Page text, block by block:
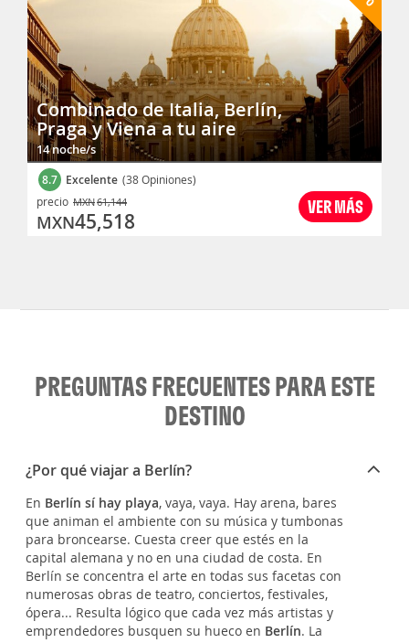
Combinado de Italia, Berlín,
Praga y Viena a tu aire
14 noche/s
8.7 Excelente (38 Opiniones)
VER MÁS
precio MXN61,144
MXN45,518
PREGUNTAS FRECUENTES PARA ESTE
DESTINO
¿Por qué viajar a Berlín?
En Berlín sí hay playa, vaya, vaya. Hay arena, bares
que animan el ambiente con su música y tumbonas
para broncearse. Cuesta creer que estés en la
capital alemana y no en una ciudad de costa. En
Berlín se concentra el arte en todas sus facetas con
numerosas obras de teatro, conciertos, festivales,
ópera... Resulta lógico que cada vez más artistas y
emprendedores busquen su hueco en Berlín. La